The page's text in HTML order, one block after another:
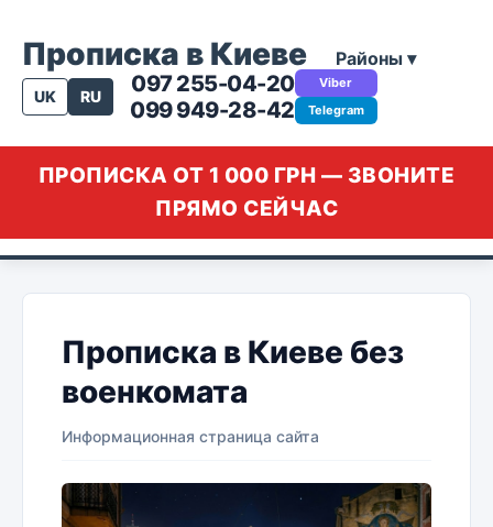
Прописка в Киеве Районы ▾
UK RU
097 255-04-20
099 949-28-42
Viber
Telegram
ПРОПИСКА ОТ 1 000 ГРН — ЗВОНИТЕ
ПРЯМО СЕЙЧАС
Прописка в Киеве без
военкомата
Информационная страница сайта